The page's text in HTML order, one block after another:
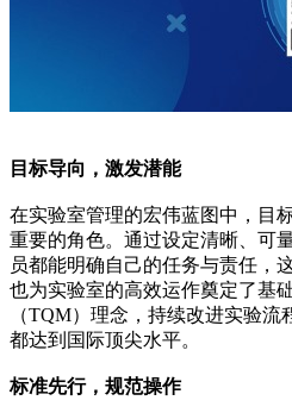
目标导向，激发潜能
在实验室管理的宏伟蓝图中，目
重要的角色。通过设定清晰、可
员都能明确自己的任务与责任，
也为实验室的高效运作奠定了基
（TQM）理念，持续改进实验
都达到国际顶尖水平。
标准先行，规范操作